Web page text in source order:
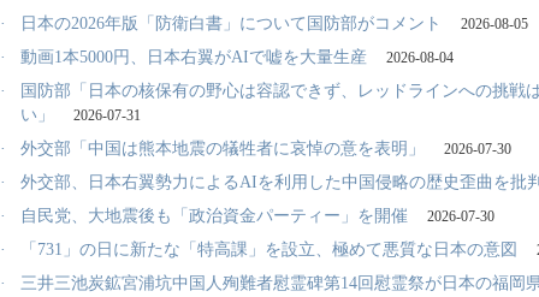
· 日本の2026年版「防衛白書」について国防部がコメント 2026-08-05
· 動画1本5000円、日本右翼がAIで嘘を大量生産 2026-08-04
·
国防部「日本の核保有の野心は容認できず、レッドラインへの挑戦
い」
2026-07-31
· 外交部「中国は熊本地震の犠牲者に哀悼の意を表明」 2026-07-30
·
外交部、日本右翼勢力によるAIを利用した中国侵略の歴史歪曲を批
·
自民党、大地震後も「政治資金パーティー」を開催 2026-07-30
· 「731」の日に新たな「特高課」を設立、極めて悪質な日本の意図
· 三井三池炭鉱宮浦坑中国人殉難者慰霊碑第14回慰霊祭が日本の福岡